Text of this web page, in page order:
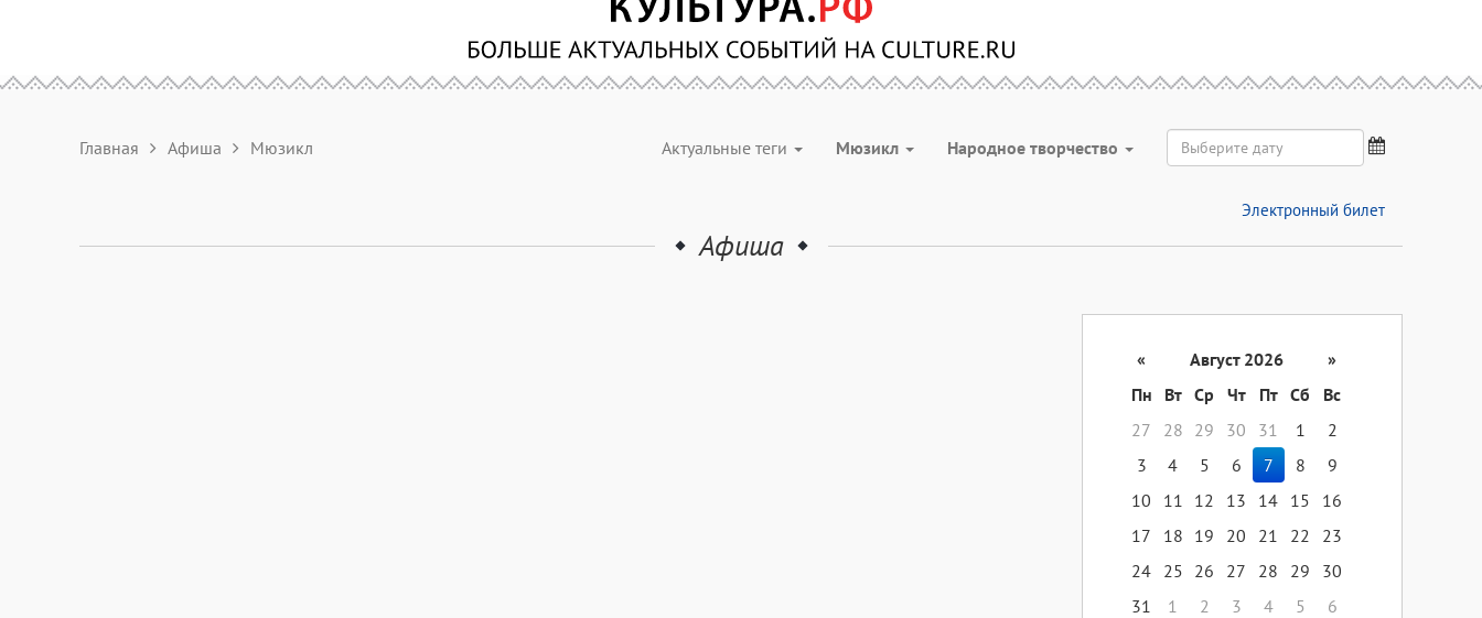
Главная Афиша Мюзикл Актуальные теги Мюзикл Народное творчество
Электронный билет
Афиша
« Август 2026
»
Пн
Вт Ср Чт Пт Сб
Вс
27
28 29 30 31 1
2
3
4 5 6 7 8
9
10
11 12 13 14 15
16
17
18 19 20 21 22
23
24 25 26 27 28 29
30
31
1 2 3 4 5 6